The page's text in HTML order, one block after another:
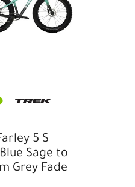
5 S
Sage to
Grey Fade